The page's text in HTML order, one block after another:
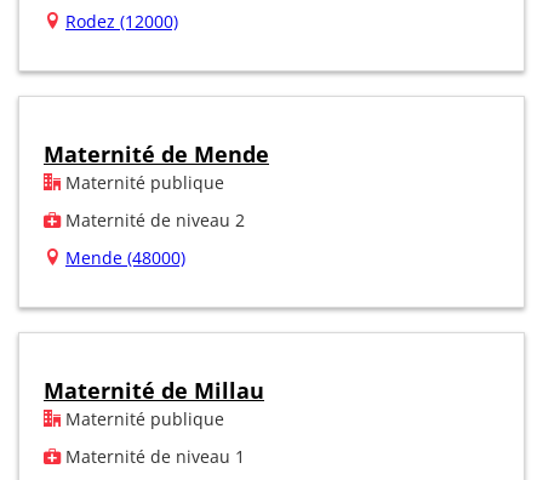
Rodez (12000)
Maternité de Mende
Maternité publique
Maternité de niveau 2
Mende (48000)
Maternité de Millau
Maternité publique
Maternité de niveau 1